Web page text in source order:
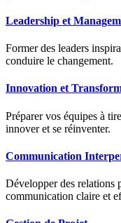
Leadership et
Former des leaders
conduire le changement.
Innovation et
Préparer vos équipes à
innover et se réinventer.
Communication
Développer des relations
communication claire et